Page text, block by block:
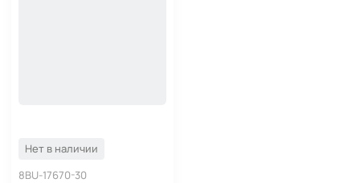
Нет в наличии
8BU-17670-30